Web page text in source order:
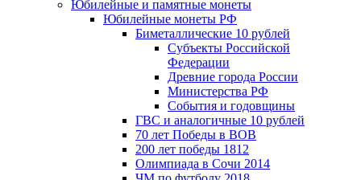
Юбилейные и памятные монеты
Юбилейные монеты РФ
Биметаллические 10 рублей
Субъекты Российской
Федерации
Древние города России
Министерства РФ
События и годовщины
ГВС и аналогичные 10 рублей
70 лет Победы в ВОВ
200 лет победы 1812
Олимпиада в Сочи 2014